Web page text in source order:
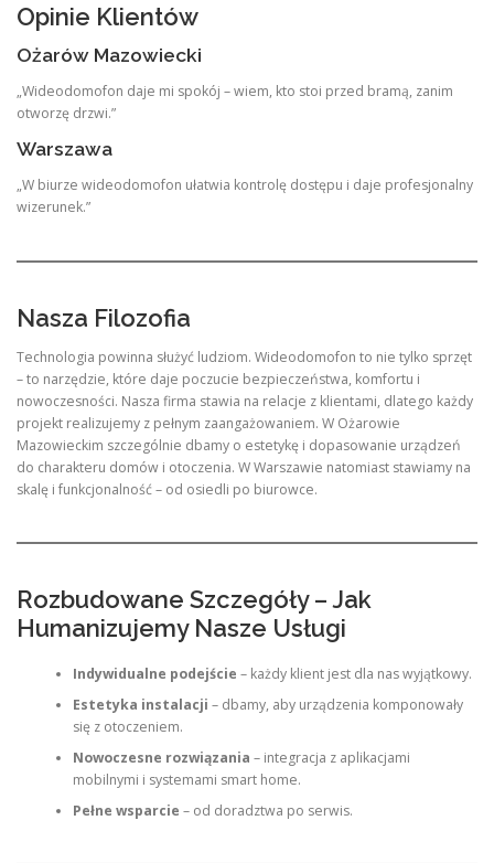
Opinie Klientów
Ożarów Mazowiecki
„Wideodomofon daje mi spokój – wiem, kto stoi przed bramą, zanim
otworzę drzwi.”
Warszawa
„W biurze wideodomofon ułatwia kontrolę dostępu i daje profesjonalny
wizerunek.”
Nasza Filozofia
Technologia powinna służyć ludziom. Wideodomofon to nie tylko sprzęt
– to narzędzie, które daje poczucie bezpieczeństwa, komfortu i
nowoczesności. Nasza firma stawia na relacje z klientami, dlatego każdy
projekt realizujemy z pełnym zaangażowaniem. W Ożarowie
Mazowieckim szczególnie dbamy o estetykę i dopasowanie urządzeń
do charakteru domów i otoczenia. W Warszawie natomiast stawiamy na
skalę i funkcjonalność – od osiedli po biurowce.
Rozbudowane Szczegóły – Jak
Humanizujemy Nasze Usługi
Indywidualne podejście – każdy klient jest dla nas wyjątkowy.
Estetyka instalacji – dbamy, aby urządzenia komponowały
się z otoczeniem.
Nowoczesne rozwiązania – integracja z aplikacjami
mobilnymi i systemami smart home.
Pełne wsparcie – od doradztwa po serwis.